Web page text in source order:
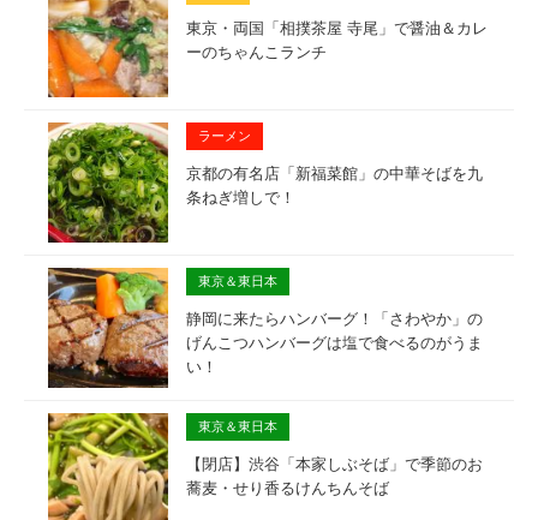
東京・両国「相撲茶屋 寺尾」で醤油＆カレ
ーのちゃんこランチ
ラーメン
京都の有名店「新福菜館」の中華そばを九
条ねぎ増しで！
東京＆東日本
静岡に来たらハンバーグ！「さわやか」の
げんこつハンバーグは塩で食べるのがうま
い！
東京＆東日本
【閉店】渋谷「本家しぶそば」で季節のお
蕎麦・せり香るけんちんそば